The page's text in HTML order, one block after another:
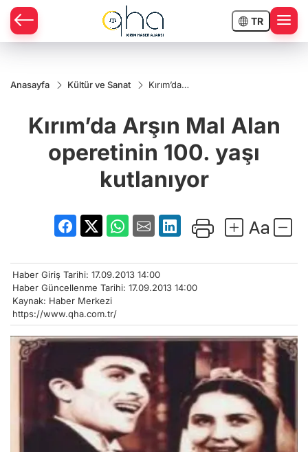
TR
Anasayfa Kültür ve Sanat
Kırım’da
operetinin
100. yaşı
kutlanıyor
Kırım’da Arşın Mal Alan
operetinin 100. yaşı
kutlanıyor
Haber Giriş Tarihi: 17.09.2013 14:00
Haber Güncellenme Tarihi: 17.09.2013 14:00
Kaynak: Haber Merkezi
https://www.qha.com.tr/